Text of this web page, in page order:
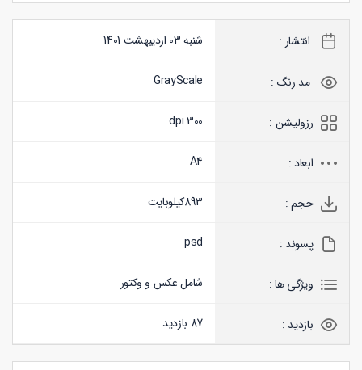
انتشار : شنبه 03 اردیبهشت 1401
مد رنگ : GrayScale
رزولیشن : 300 dpi
ابعاد : A4
حجم : 893کیلوبایت
پسوند : psd
ویژگی ها : شامل عکس و وکتور
بازدید : 87 بازدید